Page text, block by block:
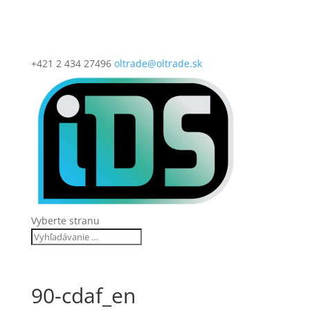
+421 2 434 27496 oltrade@oltrade.sk
Vyberte stranu
90-cdaf_en